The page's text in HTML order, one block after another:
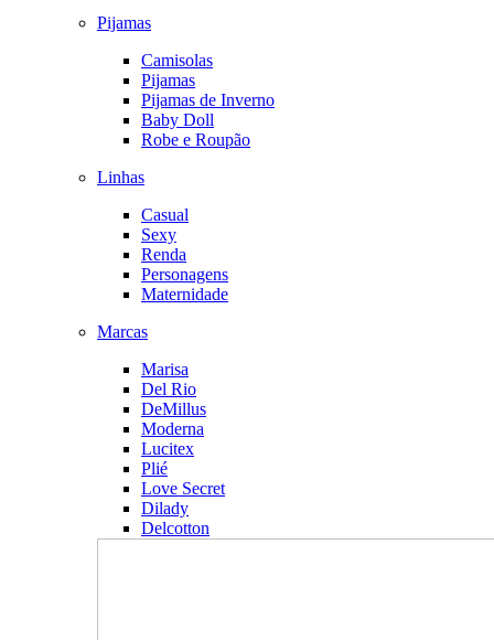
Pijamas
Camisolas
Pijamas
Pijamas de Inverno
Baby Doll
Robe e Roupão
Linhas
Casual
Sexy
Renda
Personagens
Maternidade
Marcas
Marisa
Del Rio
DeMillus
Moderna
Lucitex
Plié
Love Secret
Dilady
Delcotton